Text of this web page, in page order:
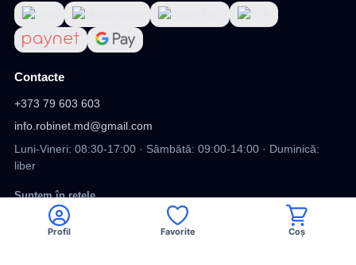
Contacte
+373 79 603 603
info.robinet.md@gmail.com
Luni-Vineri: 08:30-17:00 · Sâmbătă: 09:00-14:00 · Duminică:
liber
Suntem în rețele
Facebook
Profil Favorite Coș